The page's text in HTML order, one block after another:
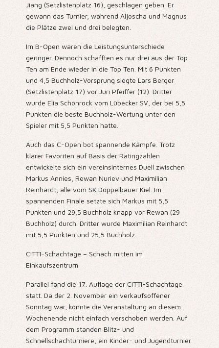
Jiang (Setzlistenplatz 16), geschlagen geben. Er
gewann das Turnier, während Aljoscha und Magnus
die Plätze zwei und drei belegten.
Im B-Open waren die Leistungsunterschiede
geringer. Dennoch schafften es nur drei aus der Top
Ten am Ende wieder in die Top Ten. Mit 6 Punkten
und 4,5 Buchholz-Vorsprung siegte Lars Berger
(Setzlistenplatz 17) vor Juri Pfeiffer (12). Dritter
wurde Elia Schönrock vom Lübecker SV, der bei 5,5
Punkten die beste Buchholz-Wertung unter den
Spieler mit 5,5 Punkten hatte.
Auch das C-Open bot spannende Kämpfe. Trotz
klarer Favoriten auf Basis der Ratingzahlen
entwickelte sich ein vereinsinternes Duell zwischen
Markus Annies, Rewan Nuriev und Maximilian
Reinhardt, alle vom SK Doppelbauer Kiel. Im
spannenden Finale setzte sich Markus mit 5,5
Punkten und 29,5 Buchholz knapp vor Rewan (29
Buchholz) durch. Dritter wurde Maximilian Reinhardt
mit 5,5 Punkten und 25,5 Buchholz.
CITTI-Schachtage – Schach mitten im
Einkaufszentrum
Parallel fand die 17. Auflage der CITTI-Schachtage
statt. Da der 2. November ein verkaufsoffener
Sonntag war, konnte die Veranstaltung an diesem
Wochenende nicht einfach verschoben werden. Auf
dem Programm standen Blitz- und
Schnellschachturniere, ein Kinder- und Jugendturnier